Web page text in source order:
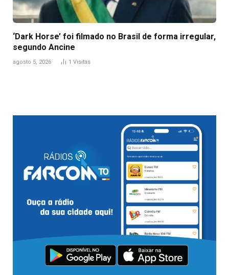
‘Dark Horse’ foi filmado no Brasil de forma irregular,
segundo Ancine
agosto 5, 2026 1 Visitas